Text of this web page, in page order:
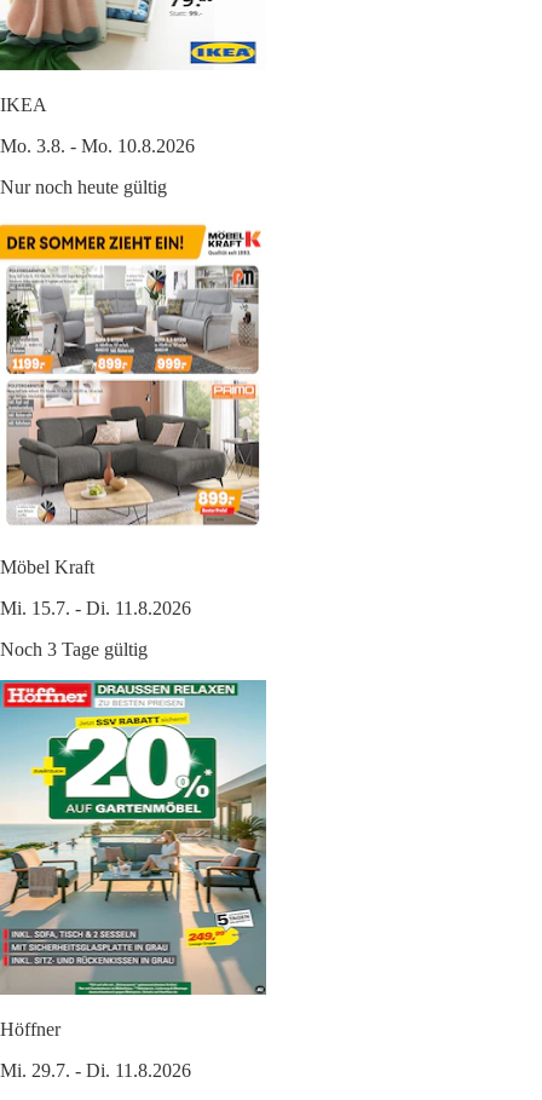
IKEA
Mo. 3.8. - Mo. 10.8.2026
Nur noch heute gültig
Möbel Kraft
Mi. 15.7. - Di. 11.8.2026
Noch 3 Tage gültig
Höffner
Mi. 29.7. - Di. 11.8.2026